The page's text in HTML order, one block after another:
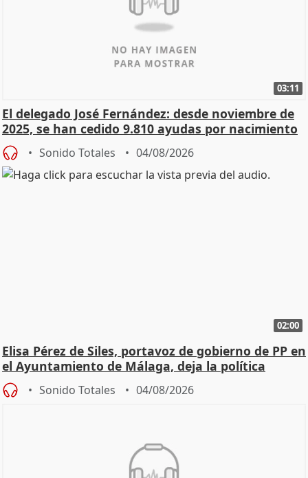
03:11
El delegado José Fernández: desde noviembre de
2025, se han cedido 9.810 ayudas por nacimiento
Sonido Totales 04/08/2026
02:00
Elisa Pérez de Siles, portavoz de gobierno de PP en
el Ayuntamiento de Málaga, deja la política
Sonido Totales 04/08/2026